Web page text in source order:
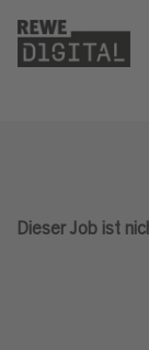
Dieser Job ist